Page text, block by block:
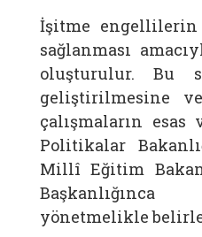
İşitme
sağlanması
oluşturulur. Bu
geliştirilmesine
çalışmaların
Politikalar
Millî Eğitim
Başkanlığınca
yönetmelikle